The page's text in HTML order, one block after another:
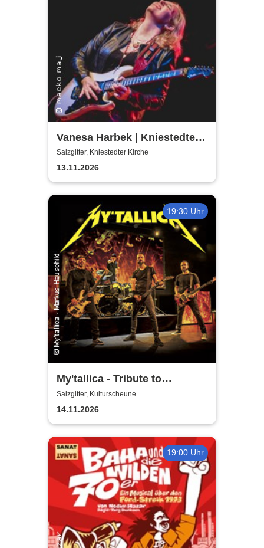
Vanesa Harbek | Kniestedter
Kirche
Salzgitter, Kniestedter Kirche
13.11.2026
19:30 Uhr
My'tallica - Tribute to
Metallica
Salzgitter, Kulturscheune
14.11.2026
19:00 Uhr